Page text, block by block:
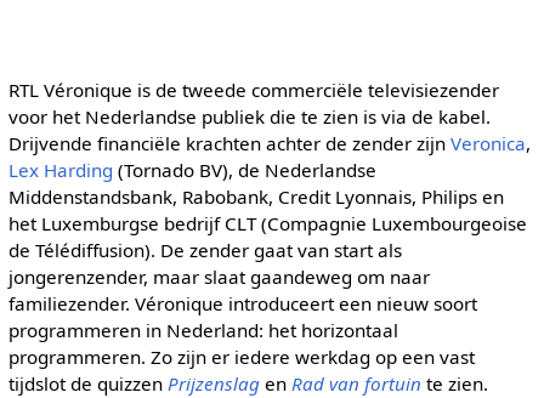
RTL Véronique is de tweede commerciële televisiezender
voor het Nederlandse publiek die te zien is via de kabel.
Drijvende financiële krachten achter de zender zijn Veronica,
Lex Harding (Tornado BV), de Nederlandse
Middenstandsbank, Rabobank, Credit Lyonnais, Philips en
het Luxemburgse bedrijf CLT (Compagnie Luxembourgeoise
de Télédiffusion). De zender gaat van start als
jongerenzender, maar slaat gaandeweg om naar
familiezender. Véronique introduceert een nieuw soort
programmeren in Nederland: het horizontaal
programmeren. Zo zijn er iedere werkdag op een vast
tijdslot de quizzen Prijzenslagen Rad van fortuin te zien.